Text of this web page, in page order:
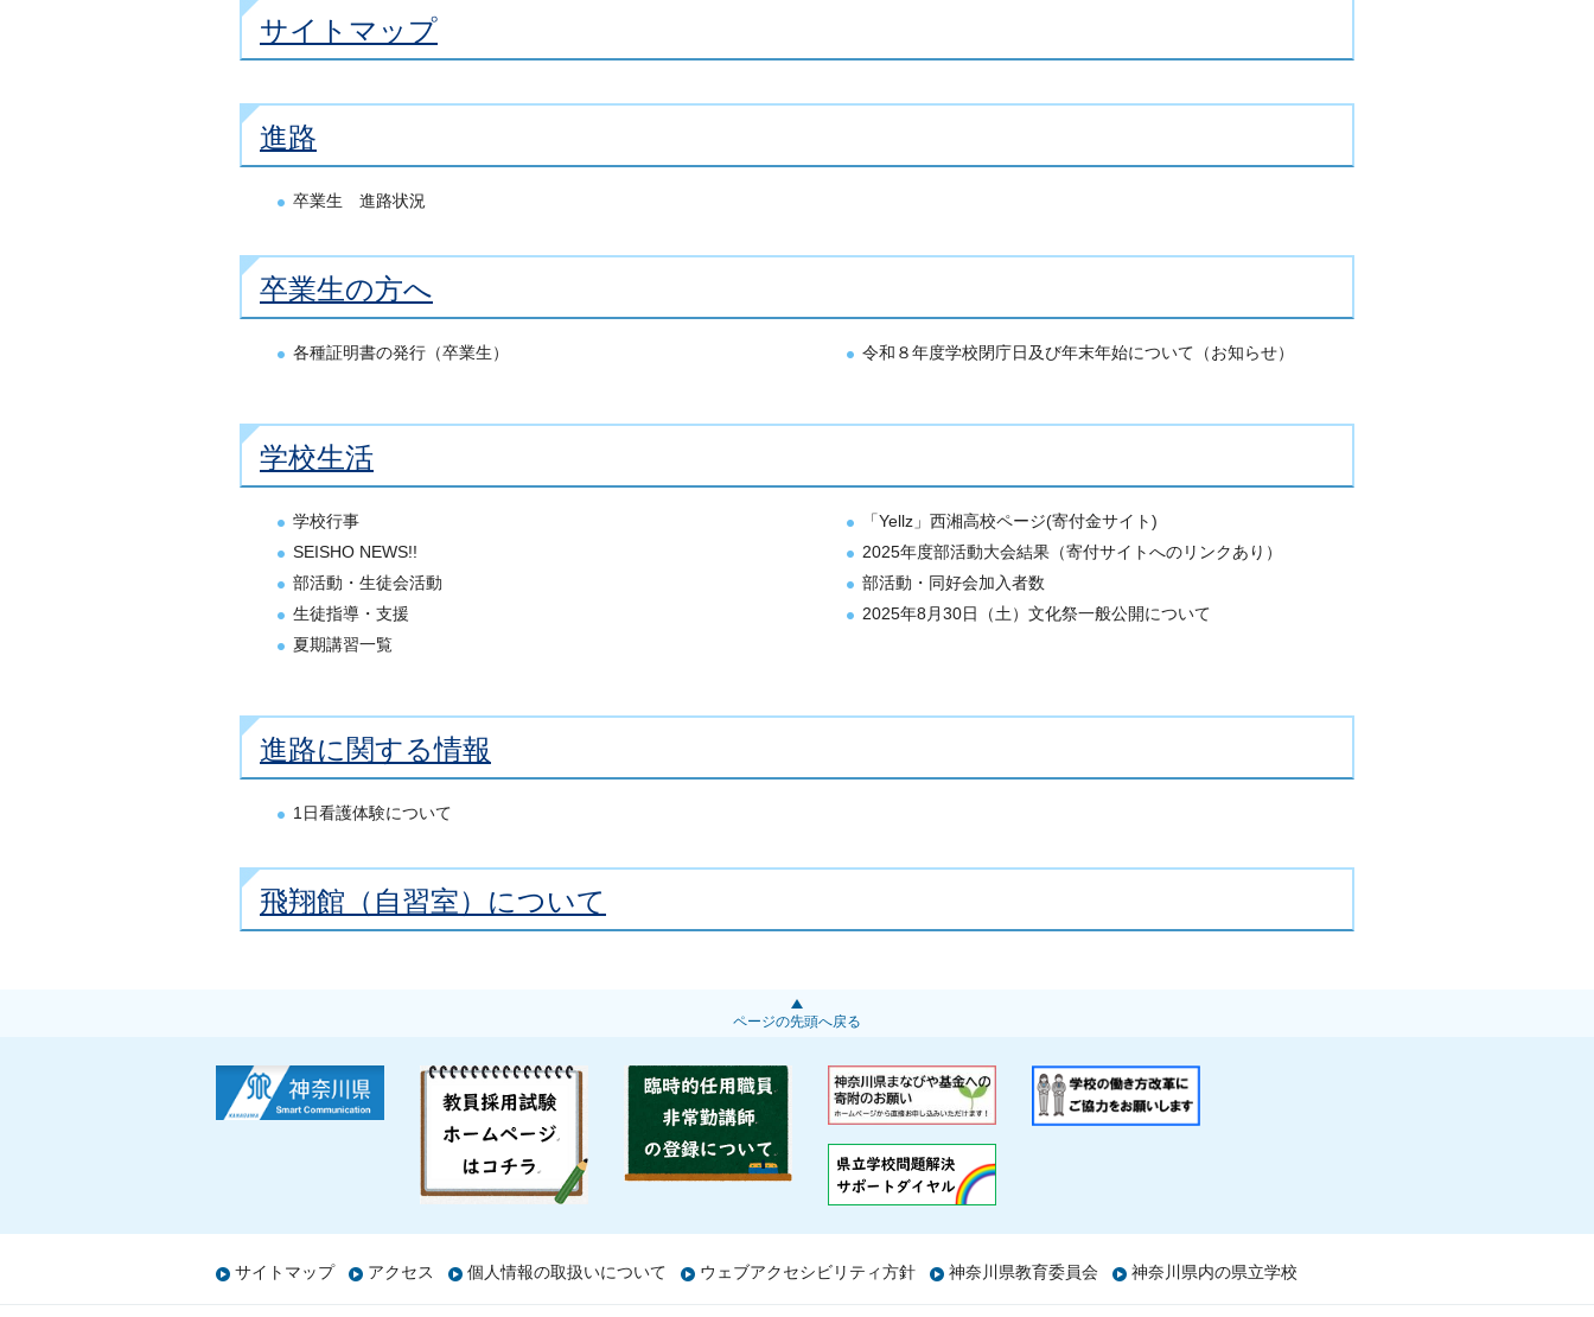
サイトマップ
進路
卒業生 進路状況
卒業生の方へ
各種証明書の発行（卒業生） 令和８年度学校閉庁日及び年末年始について（お知らせ）
学校生活
学校行事
SEISHO NEWS!!
部活動・生徒会活動
生徒指導・支援
夏期講習一覧
「Yellz」西湘高校ページ(寄付金サイト)
2025年度部活動大会結果（寄付サイトへのリンクあり）
部活動・同好会加入者数
2025年8月30日（土）文化祭一般公開について
進路に関する情報
1日看護体験について
飛翔館（自習室）について
ページの先頭へ戻る
サイトマップ アクセス 個人情報の取扱いについて ウェブアクセシビリティ方針 神奈川県教育委員会 神奈川県内の県立学校